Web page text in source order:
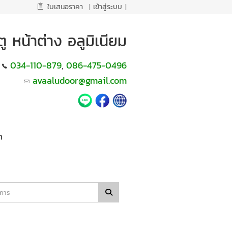
ใบเสนอราคา | เข้าสู่ระบบ |
หน้าต่าง อลูมิเนียม
034-110-879, 086-475-0496
avaaludoor@gmail.com